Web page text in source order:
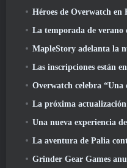
Héroes de Overwatch en Fortnite...
La temporada de verano de
MapleStory adelanta la nueva
Las inscripciones están en marcha para la versión
Overwatch celebra “Una década
La próxima actualización de War
Una nueva experiencia
La aventura de Palia continúa en
Grinder Gear Games anuncia la